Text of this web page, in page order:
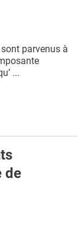
parvenus à
...
de